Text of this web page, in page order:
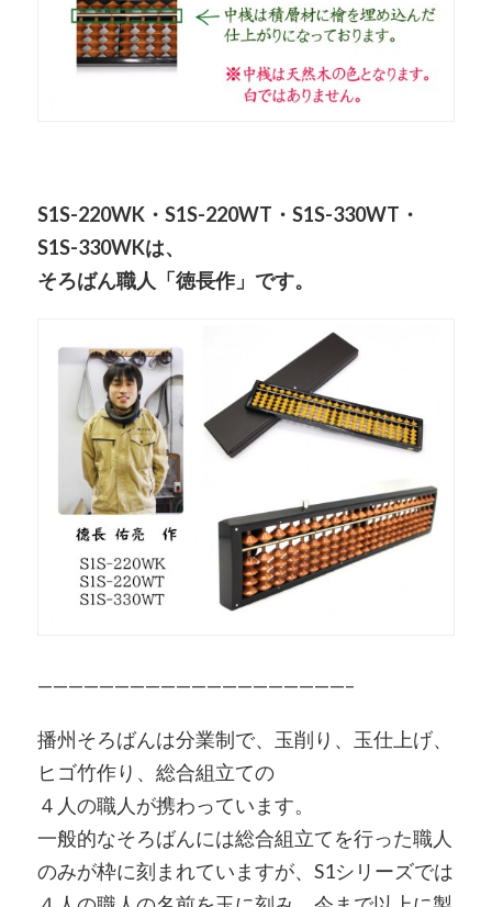
S1S-220WK・S1S-220WT・S1S-330WT・
S1S-330WKは、
そろばん職人「徳長作」です。
————————————————————–
播州そろばんは分業制で、玉削り、玉仕上げ、
ヒゴ竹作り、総合組立ての
４人の職人が携わっています。
一般的なそろばんには総合組立てを行った職人
のみが枠に刻まれていますが、S1シリーズでは